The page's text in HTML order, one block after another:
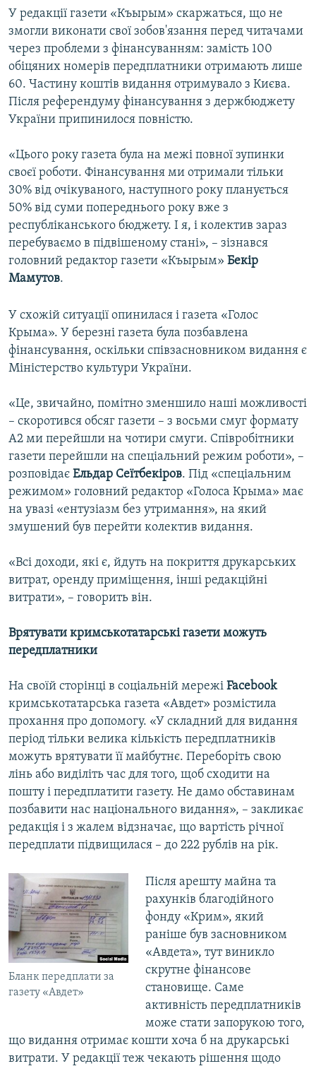
У редакції газети «Къырым» скаржаться, що не
змогли виконати свої зобов'язання перед читачами
через проблеми з фінансуванням: замість 100
обіцяних номерів передплатники отримають лише
60. Частину коштів видання отримувало з Києва.
Після референдуму фінансування з держбюджету
України припинилося повністю.
«Цього року газета була на межі повної зупинки
своєї роботи. Фінансування ми отримали тільки
30% від очікуваного, наступного року планується
50% від суми попереднього року вже з
республіканського бюджету. І я, і колектив зараз
перебуваємо в підвішеному стані», – зізнався
головний редактор газети «Къырым» Бекір
Мамутов.
У схожій ситуації опинилася і газета «Голос
Крыма». У березні газета була позбавлена
фінансування, оскільки співзасновником видання є
Міністерство культури України.
«Це, звичайно, помітно зменшило наші можливості
– скоротився обсяг газети – з восьми смуг формату
А2 ми перейшли на чотири смуги. Співробітники
газети перейшли на спеціальний режим роботи», –
розповідає Ельдар Сеїтбекіров. Під «спеціальним
режимом» головний редактор «Голоса Крыма» має
на увазі «ентузіазм без утримання», на який
змушений був перейти колектив видання.
«Всі доходи, які є, йдуть на покриття друкарських
витрат, оренду приміщення, інші редакційні
витрати», – говорить він.
Врятувати кримськотатарські газети можуть
передплатники
На своїй сторінці в соціальній мережі Facebook
кримськотатарська газета «Авдет» розмістила
прохання про допомогу. «У складний для видання
період тільки велика кількість передплатників
можуть врятувати її майбутнє. Переборіть свою
лінь або виділіть час для того, щоб сходити на
пошту і передплатити газету. Не дамо обставинам
позбавити нас національного видання», – закликає
редакція і з жалем відзначає, що вартість річної
передплати підвищилася – до 222 рублів на рік.
Бланк передплати за
газету «Авдет»
Після арешту майна та
рахунків благодійного
фонду «Крим», який
раніше був засновником
«Авдета», тут виникло
скрутне фінансове
становище. Саме
активність передплатників
може стати запорукою того,
що видання отримає кошти хоча б на друкарські
витрати. У редакції теж чекають рішення щодо